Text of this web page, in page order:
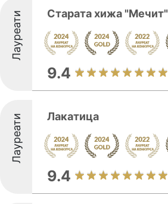
Лауреати Старата хижа "Мечит"
9.4
Лауреати Лакатица
9.4